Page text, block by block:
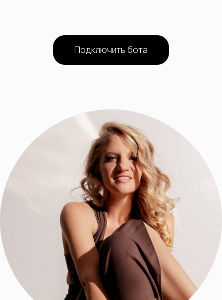
Подключить бота